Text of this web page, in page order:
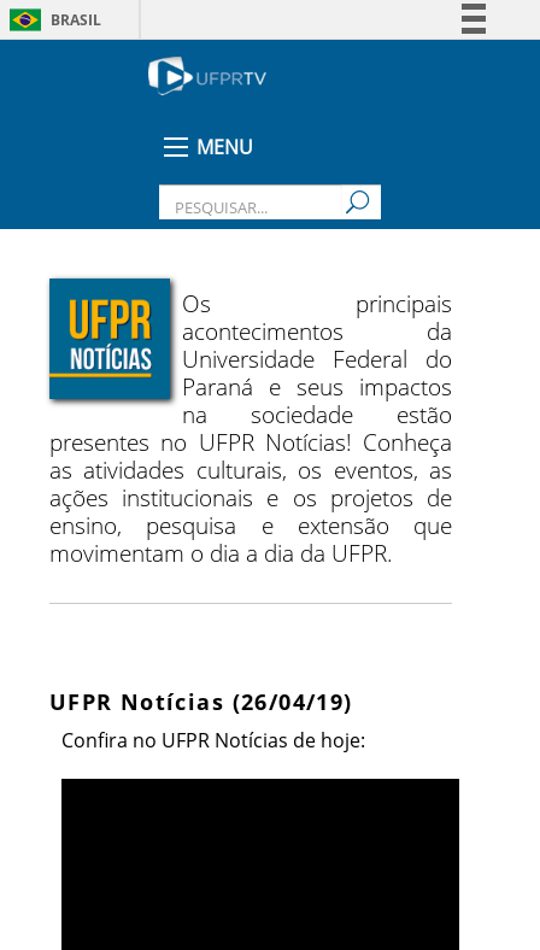
BRASIL
Legislação
MENU
Os principais
acontecimentos da
Universidade Federal do
Paraná e seus impactos
na sociedade estão
presentes no UFPR Notícias! Conheça
as atividades culturais, os eventos, as
ações institucionais e os projetos de
ensino, pesquisa e extensão que
movimentam o dia a dia da UFPR.
UFPR Notícias (26/04/19)
Confira no UFPR Notícias de hoje: